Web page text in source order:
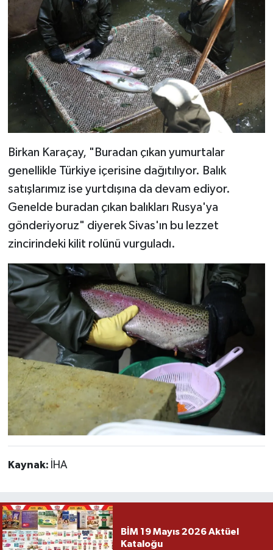
Birkan Karaçay, "Buradan çıkan yumurtalar
genellikle Türkiye içerisine dağıtılıyor. Balık
satışlarımız ise yurtdışına da devam ediyor.
Genelde buradan çıkan balıkları Rusya'ya
gönderiyoruz" diyerek Sivas'ın bu lezzet
zincirindeki kilit rolünü vurguladı.
Kaynak: İHA
BİM 19 Mayıs 2026 Aktüel
Kataloğu